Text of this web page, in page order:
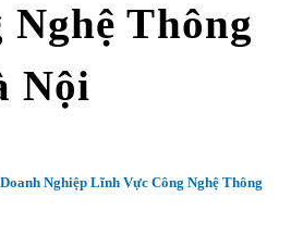
Thông
Nội
Nghiệp Lĩnh Vực Công Nghệ Thông